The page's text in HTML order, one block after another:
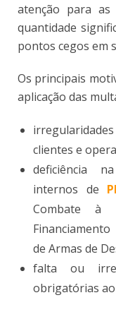
atenção para as
quantidade
pontos cegos em
Os principais
aplicação das
clientes e
deficiência
internos de
Combate à
de Armas de
falta ou
obrigatórias